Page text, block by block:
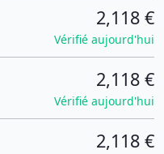
2,118 €
Vérifié aujourd'hui
2,118 €
Vérifié aujourd'hui
2,118 €